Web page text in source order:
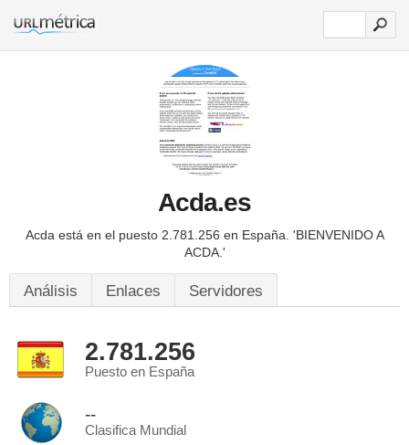
Acda.es
Acda está en el puesto 2.781.256 en España. 'BIENVENIDO A
ACDA.'
Análisis Enlaces Servidores
2.781.256
Puesto en España
--
Clasifica Mundial